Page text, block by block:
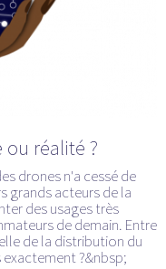
réalité ?
drones n'a cessé de
grands acteurs de la
des usages très
de demain. Entre
de la distribution du
?&nbsp;